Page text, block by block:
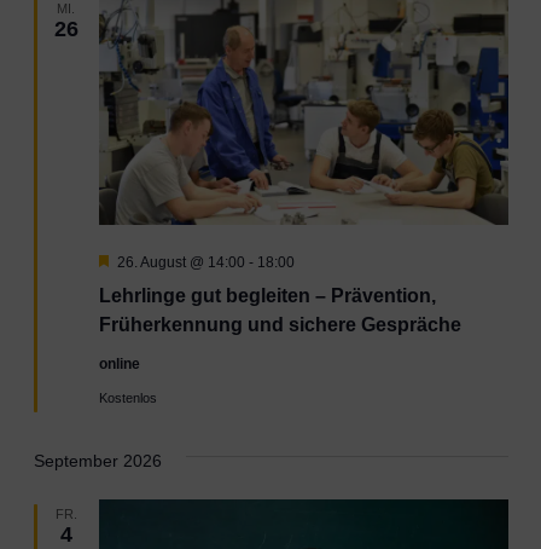
MI.
26
Lehrlinge gut begleiten – Prävention,
Früherkennung und sichere Gespräche
Hervorgehoben
26. August @ 14:00 - 18:00
online
Kostenlos
September 2026
FR.
4